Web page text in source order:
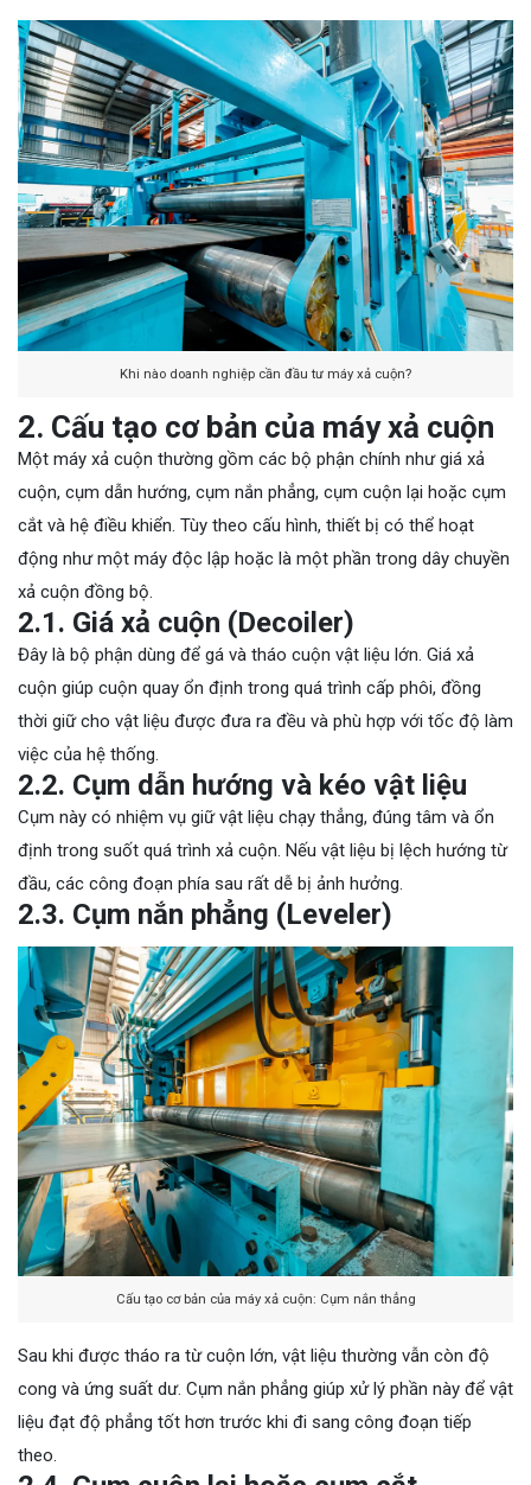
Khi nào doanh nghiệp cần đầu tư máy xả cuộn?
2. Cấu tạo cơ bản của máy xả cuộn
Một máy xả cuộn thường gồm các bộ phận chính như giá xả
cuộn, cụm dẫn hướng, cụm nắn phẳng, cụm cuộn lại hoặc cụm
cắt và hệ điều khiển. Tùy theo cấu hình, thiết bị có thể hoạt
động như một máy độc lập hoặc là một phần trong dây chuyền
xả cuộn đồng bộ.
2.1. Giá xả cuộn (Decoiler)
Đây là bộ phận dùng để gá và tháo cuộn vật liệu lớn. Giá xả
cuộn giúp cuộn quay ổn định trong quá trình cấp phôi, đồng
thời giữ cho vật liệu được đưa ra đều và phù hợp với tốc độ làm
việc của hệ thống.
2.2. Cụm dẫn hướng và kéo vật liệu
Cụm này có nhiệm vụ giữ vật liệu chạy thẳng, đúng tâm và ổn
định trong suốt quá trình xả cuộn. Nếu vật liệu bị lệch hướng từ
đầu, các công đoạn phía sau rất dễ bị ảnh hưởng.
2.3. Cụm nắn phẳng (Leveler)
Cấu tạo cơ bản của máy xả cuộn: Cụm nắn thẳng
Sau khi được tháo ra từ cuộn lớn, vật liệu thường vẫn còn độ
cong và ứng suất dư. Cụm nắn phẳng giúp xử lý phần này để vật
liệu đạt độ phẳng tốt hơn trước khi đi sang công đoạn tiếp
theo.